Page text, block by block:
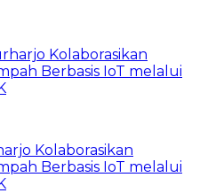
Kolaborasikan
Berbasis IoT melalui